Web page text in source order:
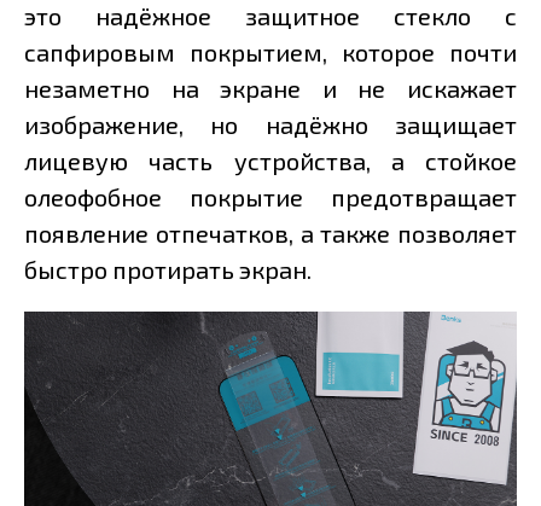
это надёжное защитное стекло с
сапфировым покрытием, которое почти
незаметно на экране и не искажает
изображение, но надёжно защищает
лицевую часть устройства, а стойкое
олеофобное покрытие предотвращает
появление отпечатков, а также позволяет
быстро протирать экран.